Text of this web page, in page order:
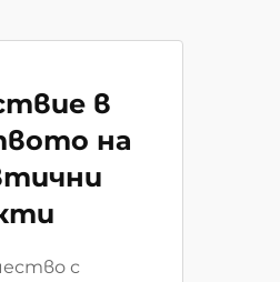
в
на
с